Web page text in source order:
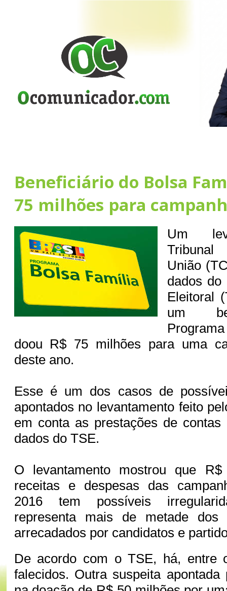
Beneficiário do Bolsa
75 milhões para
Um
União
dados do
Eleitoral
um
doou R$ 75 milhões para uma
deste ano.
Esse é um dos casos de
apontados no levantamento feito
em conta as prestações de contas
dados do TSE.
O levantamento mostrou que
receitas e despesas das
2016 tem possíveis
representa mais de metade dos
arrecadados por candidatos e
De acordo com o TSE, há, entre
falecidos. Outra suspeita